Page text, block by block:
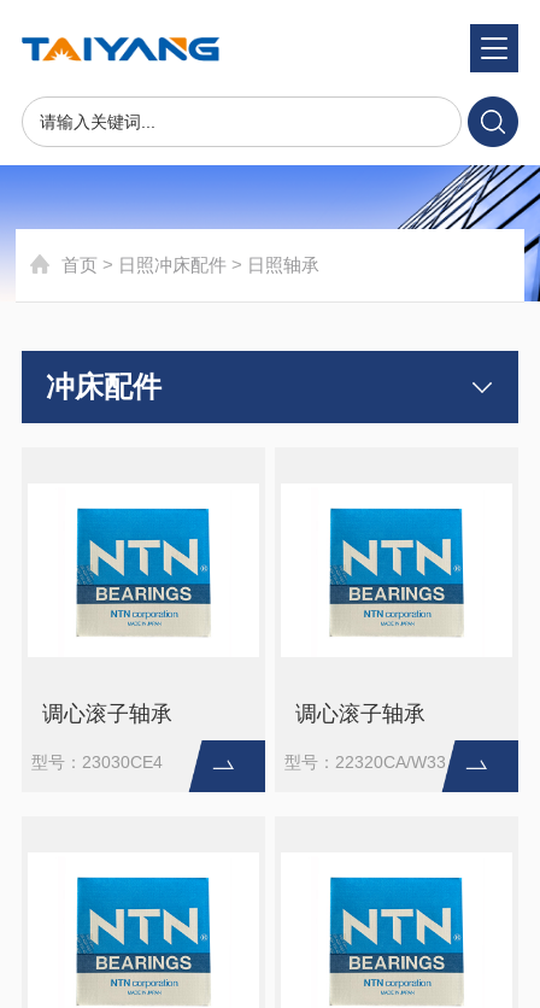
冲床配件
首页 > 日照冲床配件 > 日照轴承
冲床配件
调心滚子轴承
型号：23030CE4
调心滚子轴承
型号：22320CA/W33